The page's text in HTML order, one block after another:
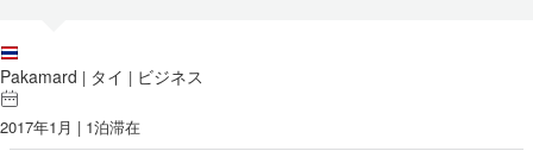
Pakamard | タイ | ビジネス
2017年1月 | 1泊滞在